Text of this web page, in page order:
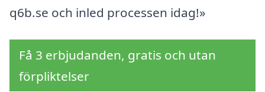
q6b.se och inled processen idag!»
Få 3 erbjudanden, gratis och utan
förpliktelser